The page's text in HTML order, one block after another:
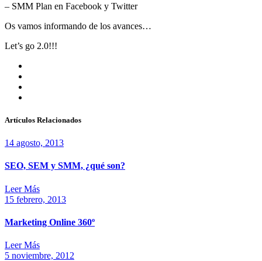
– SMM Plan en Facebook y Twitter
Os vamos informando de los avances…
Let’s go 2.0!!!
Artículos Relacionados
14 agosto, 2013
SEO, SEM y SMM, ¿qué son?
Leer Más
15 febrero, 2013
Marketing Online 360º
Leer Más
5 noviembre, 2012